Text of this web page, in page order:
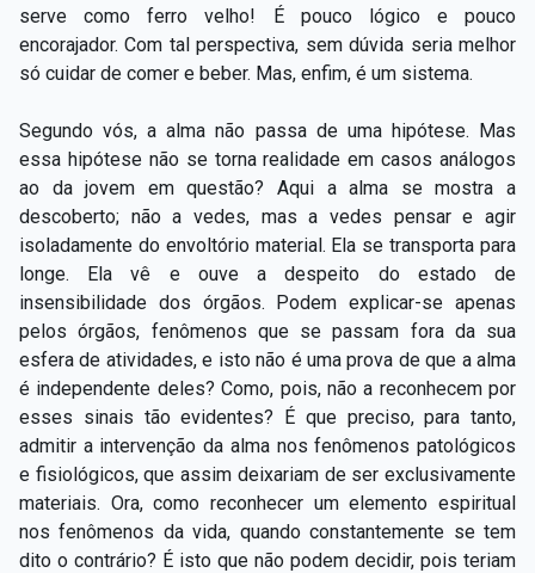
serve como ferro velho! É pouco lógico e pouco
encorajador. Com tal perspectiva, sem dúvida seria melhor
só cuidar de comer e beber. Mas, enfim, é um sistema.
Segundo vós, a alma não passa de uma hipótese. Mas
essa hipótese não se torna realidade em casos análogos
ao da jovem em questão? Aqui a alma se mostra a
descoberto; não a vedes, mas a vedes pensar e agir
isoladamente do envoltório material. Ela se transporta para
longe. Ela vê e ouve a despeito do estado de
insensibilidade dos órgãos. Podem explicar-se apenas
pelos órgãos, fenômenos que se passam fora da sua
esfera de atividades, e isto não é uma prova de que a alma
é independente deles? Como, pois, não a reconhecem por
esses sinais tão evidentes? É que preciso, para tanto,
admitir a intervenção da alma nos fenômenos patológicos
e fisiológicos, que assim deixariam de ser exclusivamente
materiais. Ora, como reconhecer um elemento espiritual
nos fenômenos da vida, quando constantemente se tem
dito o contrário? É isto que não podem decidir, pois teriam